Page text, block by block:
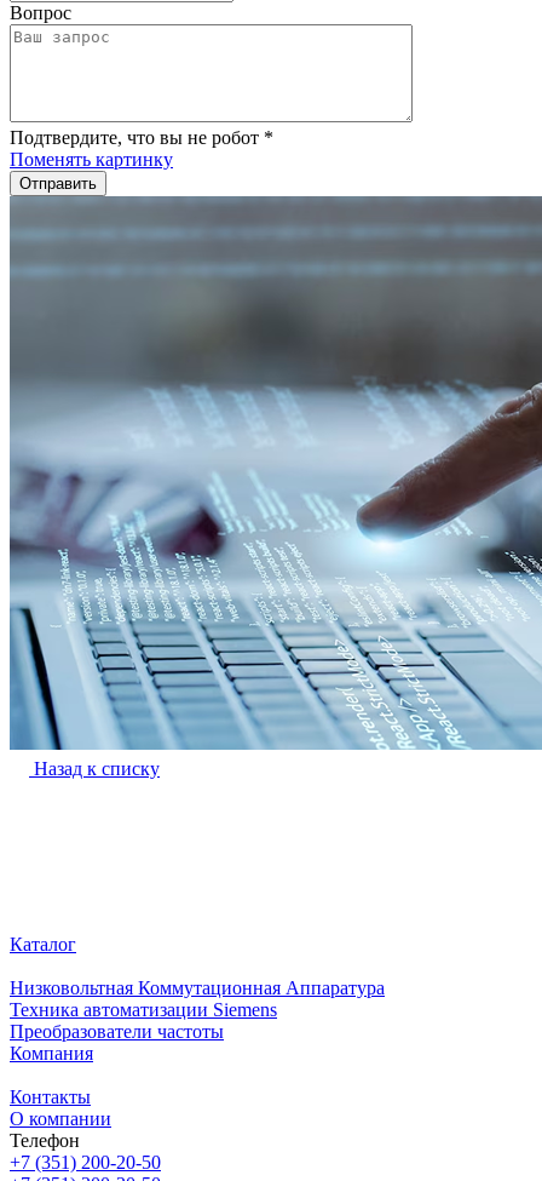
Вопрос
Подтвердите, что вы не робот *
Поменять картинку
Назад к списку
Каталог
Низковольтная Коммутационная Аппаратура
Техника автоматизации Siemens
Преобразователи частоты
Компания
Контакты
О компании
Телефон
+7 (351) 200-20-50